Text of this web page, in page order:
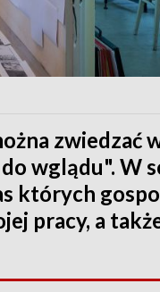
zwiedzać
wglądu". W
których
pracy, a